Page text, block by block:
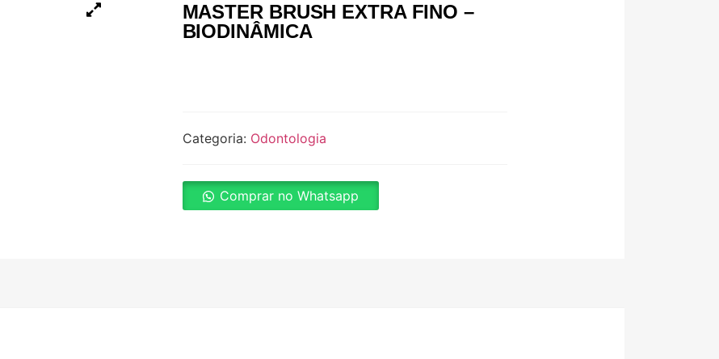
MASTER BRUSH EXTRA FINO –
BIODINÂMICA
Categoria: Odontologia
Comprar no Whatsapp